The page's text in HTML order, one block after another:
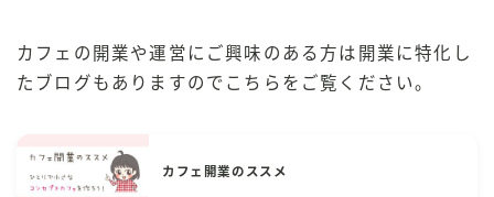
カフェの開業や運営にご興味のある方は開業に特化し
たブログもありますのでこちらをご覧ください。
カフェ開業のススメ